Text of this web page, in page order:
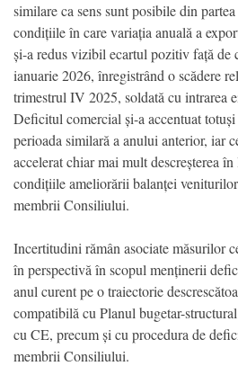
similare ca sens sunt posibile din
condițiile în care variația anuală a
și-a redus vizibil ecartul pozitiv față de
ianuarie 2026, înregistrând o scădere
trimestrul IV 2025, soldată cu intrarea
Deficitul comercial și-a accentuat
perioada similară a anului anterior, iar
accelerat chiar mai mult descreșterea
condițiile ameliorării balanței
membrii Consiliului.
Incertitudini rămân asociate măsurilor
în perspectivă în scopul menținerii
anul curent pe o traiectorie
compatibilă cu Planul bugetar-
cu CE, precum și cu procedura de
membrii Consiliului.